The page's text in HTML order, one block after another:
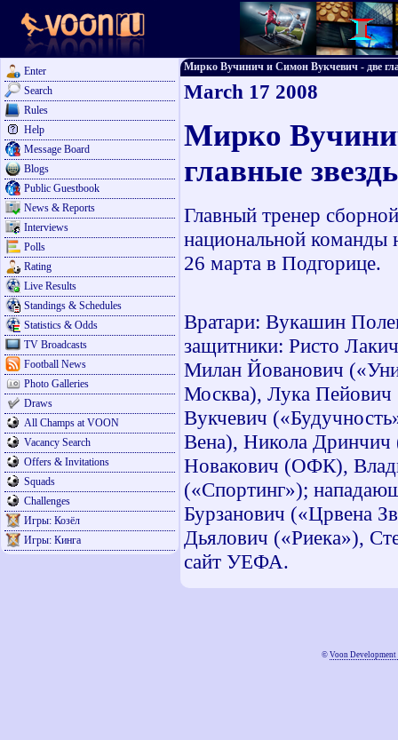
Enter
Search
Rules
Help
Message Board
Blogs
Public Guestbook
News & Reports
Interviews
Polls
Rating
Live Results
Standings & Schedules
Statistics & Odds
TV Broadcasts
Football News
Photo Galleries
Draws
All Champs at VOON
Vacancy Search
Offers & Invitations
Squads
Challenges
Игры: Козёл
Игры: Кинга
Мирко Вучинич и Симон Вукчевич - две
March 17 2008
Мирко
главные
Главный тренер
национальной команды
26 марта в Подгорице.
Вратари: Вукашин
защитники: Ристо
Милан Йованович
Москва), Лука
Вукчевич
Вена), Никола
Новакович (ОФК),
(«Спортинг»);
Бурзанович («Црвена
Дьялович («Риека»),
сайт УЕФА.
© Voon Development